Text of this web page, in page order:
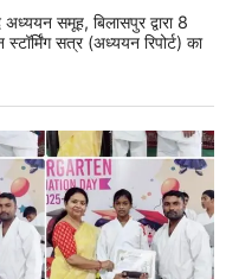
समूह, बिलासपुर द्वारा 8
सत्र (अध्ययन रिपोर्ट) का